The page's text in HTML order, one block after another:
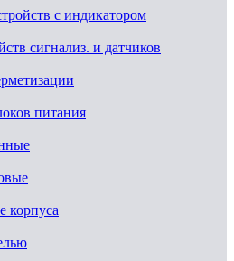
с индикатором
сигнализ. и датчиков
питания
корпуса